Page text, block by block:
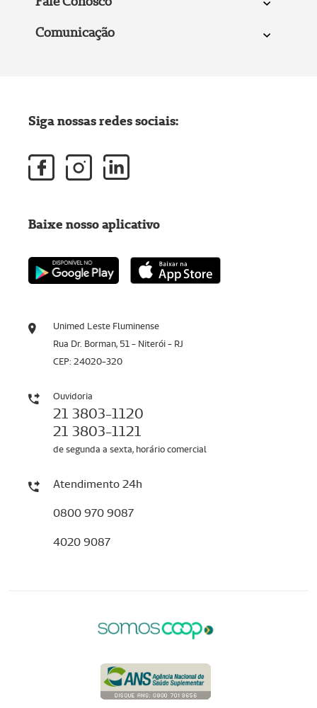
Comunicação
Unimed Leste Fluminense
Rua Dr. Borman, 51 - Niterói - RJ
CEP: 24020-320
Ouvidoria
21 3803-1120
21 3803-1121
de segunda a sexta, horário comercial
Atendimento 24h
0800 970 9087
4020 9087
Siga nossas redes sociais:
Baixe nosso aplicativo